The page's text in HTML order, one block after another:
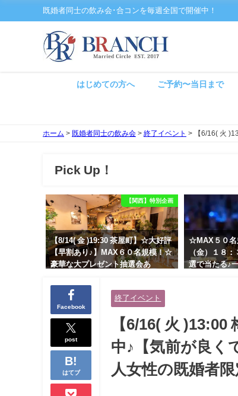
既婚者同士の飲み会･合コンを毎週全国で開催中！
はじめての方へ ご予約〜当日まで
ホーム > 既婚者同士の飲み会 > 終了イベント > 【6/16( 火
Pick Up！
【関西】特別企画
【8/14( 金 )19:30 茶屋町】☆大好評
【早割あり♪】MAX６０名規模！☆
豪華な大プレゼント抽選会あ
性とオシャレ好きで落ち着いた大
人女性の既婚者限定ビッグパーテ
ィー♪＠茶屋町】
☆MAX５０名
（金）１８
選で当たる♪
＠池袋】
Facebook
post
はてブ
終了イベント
【6/16( 火
中♪【気前が良く
人女性の既婚者